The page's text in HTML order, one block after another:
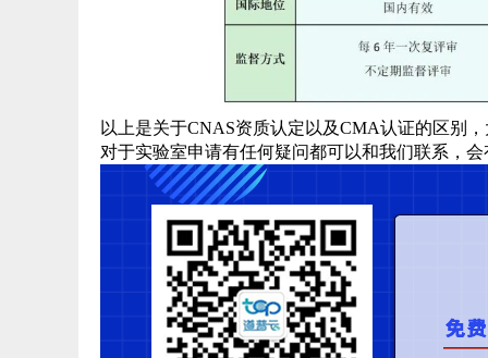
以上是关于CNAS资质认定以及CMA认证的区别
对于实验室申请有任何疑问都可以和我们联系，